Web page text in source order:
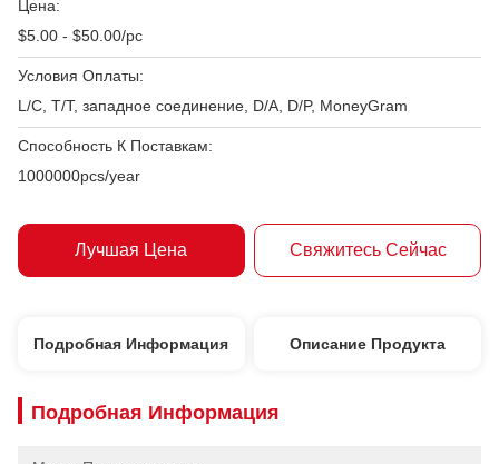
Цена:
$5.00 - $50.00/pc
Условия Оплаты:
L/C, T/T, западное соединение, D/A, D/P, MoneyGram
Способность К Поставкам:
1000000pcs/year
Лучшая Цена Свяжитесь Сейчас
Подробная Информация Описание Продукта
Подробная Информация